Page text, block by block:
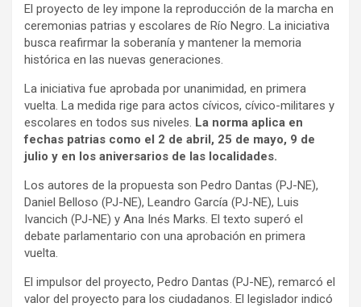
El proyecto de ley impone la reproducción de la marcha en
ceremonias patrias y escolares de Río Negro. La iniciativa
busca reafirmar la soberanía y mantener la memoria
histórica en las nuevas generaciones.
La iniciativa fue aprobada por unanimidad, en primera
vuelta. La medida rige para actos cívicos, cívico-militares y
escolares en todos sus niveles. La norma aplica en
fechas patrias como el 2 de abril, 25 de mayo, 9 de
julio y en los aniversarios de las localidades.
Los autores de la propuesta son Pedro Dantas (PJ-NE),
Daniel Belloso (PJ-NE), Leandro García (PJ-NE), Luis
Ivancich (PJ-NE) y Ana Inés Marks. El texto superó el
debate parlamentario con una aprobación en primera
vuelta.
El impulsor del proyecto, Pedro Dantas (PJ-NE), remarcó el
valor del proyecto para los ciudadanos. El legislador indicó